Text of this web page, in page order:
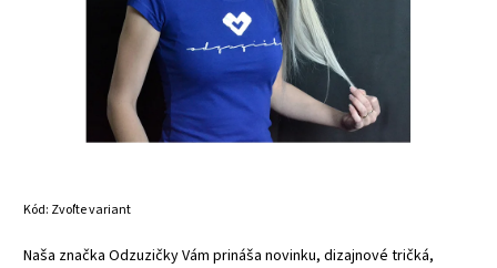
Kód: Zvoľte variant
Naša značka Odzuzičky Vám prináša novinku, dizajnové tričká,